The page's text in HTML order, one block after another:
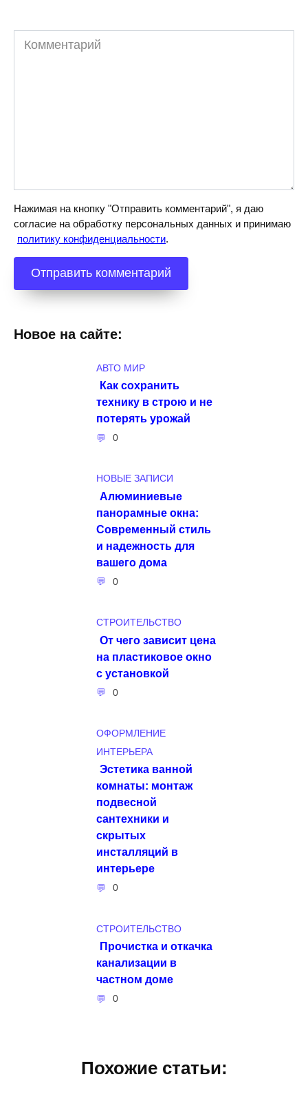
Комментарий
Нажимая на кнопку "Отправить комментарий", я даю
согласие на обработку персональных данных и принимаю
политику конфиденциальности.
Новое на сайте:
АВТО МИР
Как сохранить
технику в строю и не
потерять урожай
0
НОВЫЕ ЗАПИСИ
Алюминиевые
панорамные окна:
Современный стиль
и надежность для
вашего дома
0
СТРОИТЕЛЬСТВО
От чего зависит цена
на пластиковое окно
с установкой
0
ОФОРМЛЕНИЕ
ИНТЕРЬЕРА
Эстетика ванной
комнаты: монтаж
подвесной
сантехники и
скрытых
инсталляций в
интерьере
0
СТРОИТЕЛЬСТВО
Прочистка и откачка
канализации в
частном доме
0
Похожие статьи: